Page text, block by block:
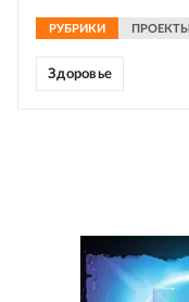
РУБРИКИ ПРОЕКТЫ
Здоровье